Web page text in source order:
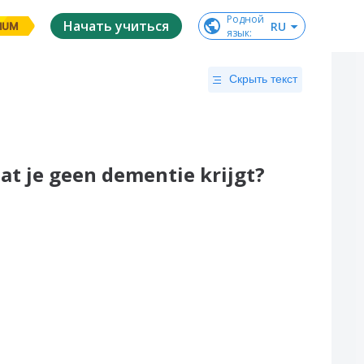
Начать учиться
Родной
язык: RU
Скрыть текст
je geen dementie krijgt?